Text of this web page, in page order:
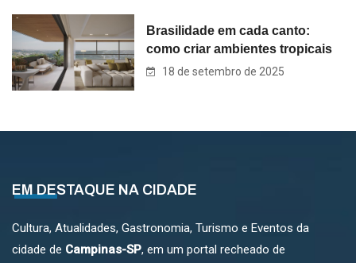
Brasilidade em cada canto:
como criar ambientes tropicais
18 de setembro de 2025
EM DESTAQUE NA CIDADE
Cultura, Atualidades, Gastronomia, Turismo e Eventos da
cidade de Campinas-SP, em um portal recheado de